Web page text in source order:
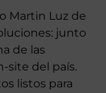
Martin Luz de
junto
de las
site del país.
listos para